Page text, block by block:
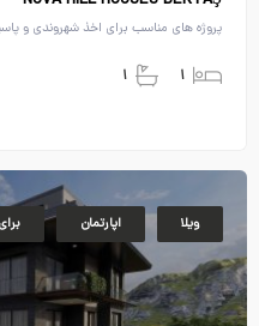
پروژه های مناسب برای اخذ شهروندی و
۱ ۱
اپارتمان ویلا